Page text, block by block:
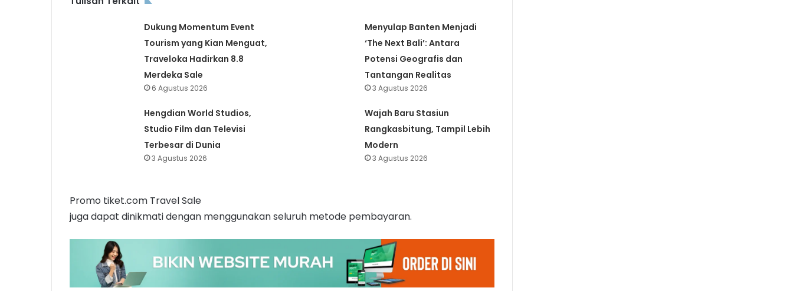
Dukung Momentum Event
Tourism yang Kian Menguat,
Traveloka Hadirkan 8.8
Merdeka Sale
6 Agustus 2026
Menyulap Banten Menjadi
‘The Next Bali’: Antara
Potensi Geografis dan
Tantangan Realitas
3 Agustus 2026
Hengdian World Studios,
Studio Film dan Televisi
Terbesar di Dunia
3 Agustus 2026
Wajah Baru Stasiun
Rangkasbitung, Tampil Lebih
Modern
3 Agustus 2026
Promo tiket.com Travel Sale
juga dapat dinikmati dengan menggunakan seluruh metode pembayaran.